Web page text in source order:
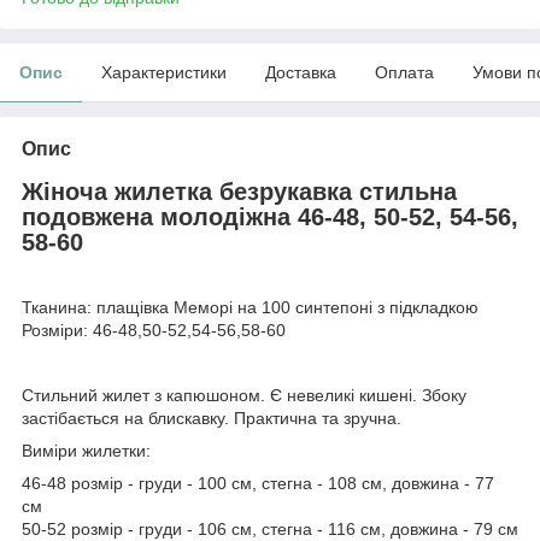
Опис Характеристики Доставка Оплата Умови
Опис
Жіноча жилетка безрукавка стильна
подовжена молодіжна 46-48, 50-52, 54-56,
58-60
Тканина: плащівка Меморі на 100 синтепоні з підкладкою
Розміри: 46-48,50-52,54-56,58-60
Стильний жилет з капюшоном. Є невеликі кишені. Збоку
застібається на блискавку. Практична та зручна.
Виміри жилетки:
46-48 розмір - груди - 100 см, стегна - 108 см, довжина - 77
см
50-52 розмір - груди - 106 см, стегна - 116 см, довжина - 79 см